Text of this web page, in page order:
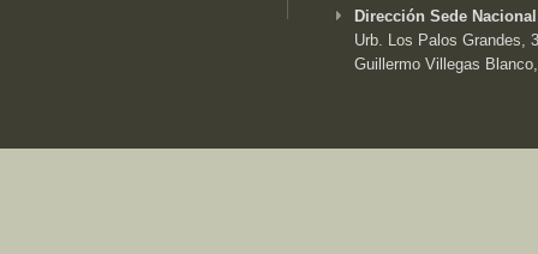
Dirección Sede
Urb. Los Palos Grandes,
Guillermo Villegas